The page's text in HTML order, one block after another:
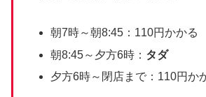
朝7時～朝8:45：110円かかる
朝8:45～夕方6時： タダ
夕方6時～閉店まで：110円か